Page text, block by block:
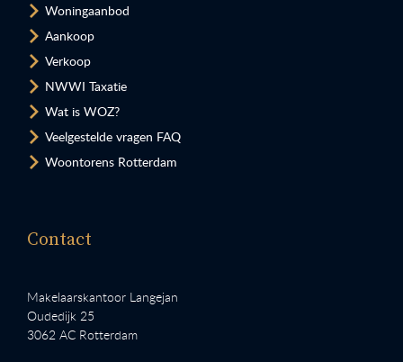
Woningaanbod
Aankoop
Verkoop
NWWI Taxatie
Wat is WOZ?
Veelgestelde vragen FAQ
Woontorens Rotterdam
Contact
Makelaarskantoor Langejan
Oudedijk 25
3062 AC Rotterdam